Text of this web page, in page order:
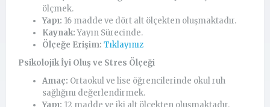
ölçmek.
Yapı: 16 madde ve dört alt ölçekten oluşmaktadır.
Kaynak:Yayın Sürecinde.
Ölçeğe Erişim: Tıklayınız
Psikolojik İyi Oluş ve Stres Ölçeği
Amaç: Ortaokul ve lise öğrencilerinde okul ruh
sağlığını değerlendirmek.
Yapı: 12 madde ve iki alt ölçekten oluşmaktadır.